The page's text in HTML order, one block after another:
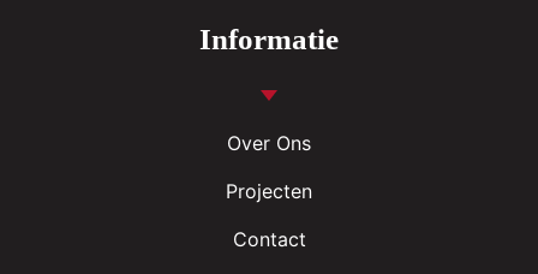
Informatie
Over Ons
Projecten
Contact